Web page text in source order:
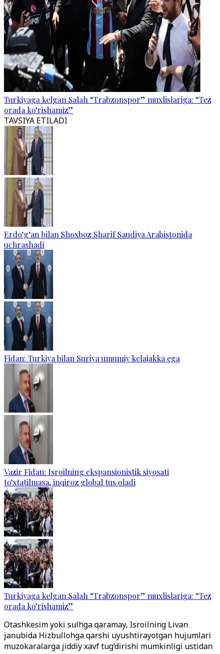
Turkiyaga kelgan Salah “Trabzonspor” muxlislariga: “Tez
orada ko‘rishamiz”
TAVSIYA ETILADI
Erdo‘g‘an bilan Shoxboz Sharif Saudiya Arabistonida
uchrashadi
Fidan: Turkiya bilan Suriya umumiy kelajakka ega
Vazir Fidan: Isroilning ekspansionistik siyosati
to‘xtatilmasa, inqiroz global tus oladi
Turkiyaga kelgan Salah “Trabzonspor” muxlislariga: “Tez
orada ko‘rishamiz”
Otashkesim yoki sulhga qaramay, Isroilning Livan
janubida Hizbullohga qarshi uyushtirayotgan hujumlari
muzokaralarga jiddiy xavf tug‘dirishi mumkinligi ustidan